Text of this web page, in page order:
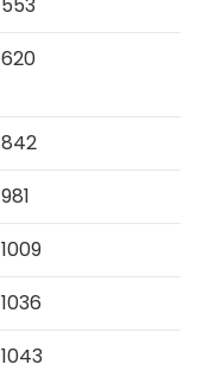
620
842
981
1009
1036
1043